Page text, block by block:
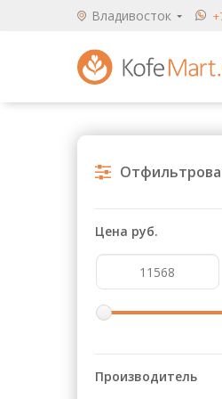
Владивосток
Кофе
Продукты для HoReCa
Расходники для кофеен
Цена руб.
Производитель